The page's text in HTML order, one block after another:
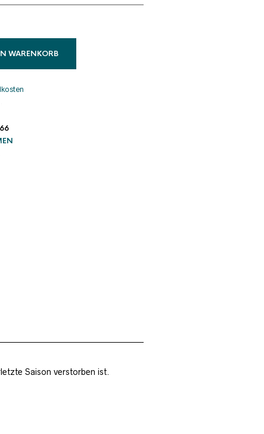
WARENKORB
Saison verstorben ist.